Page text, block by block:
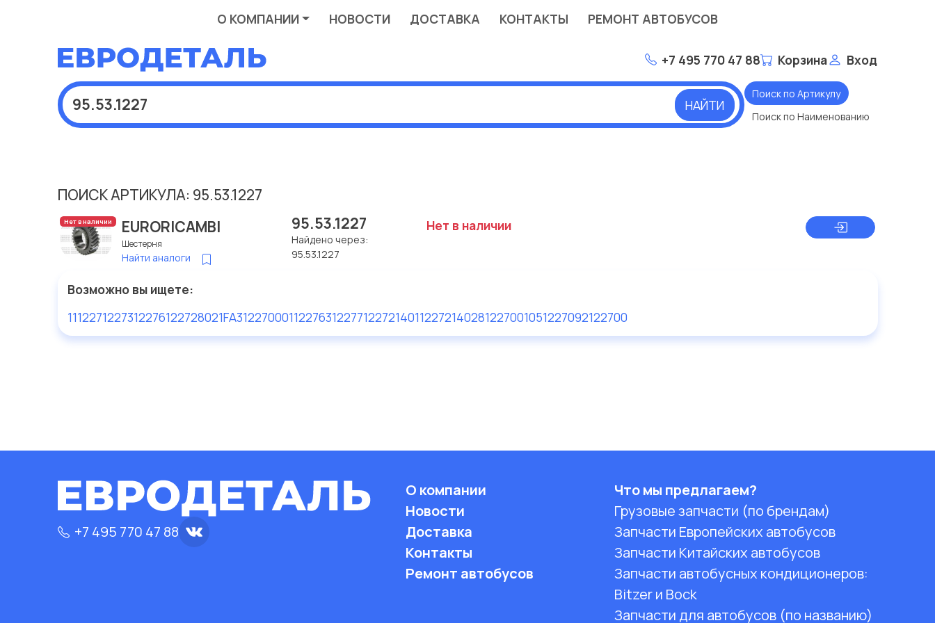
О КОМПАНИИ НОВОСТИ ДОСТАВКА КОНТАКТЫ РЕМОНТ АВТОБУСОВ
+7 495 770 47 88 Корзина Вход
НАЙТИ
Поиск по Артикулу
Поиск по Наименованию
ПОИСК АРТИКУЛА: 95.53.1227
Нет в наличии EURORICAMBI
Шестерня
Найти аналоги
95.53.1227
Найдено через:
95.53.1227
Нет в наличии
Возможно вы ищете:
1112271227312276122728021FA3122700011227631227712272140112272140281227001051227092122700
+7 495 770 47 88
О компании
Новости
Доставка
Контакты
Ремонт автобусов
Что мы предлагаем?
Грузовые запчасти (по брендам)
Запчасти Европейских автобусов
Запчасти Китайских автобусов
Запчасти автобусных кондиционеров:
Bitzer и Bock
Запчасти для автобусов (по названию)